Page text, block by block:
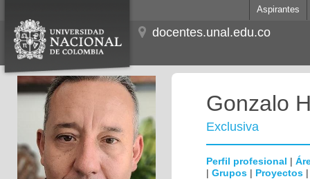
Aspirantes
docentes.unal.edu.co
Gonzalo
Exclusiva
Perfil profesional |
| Grupos | Proyectos